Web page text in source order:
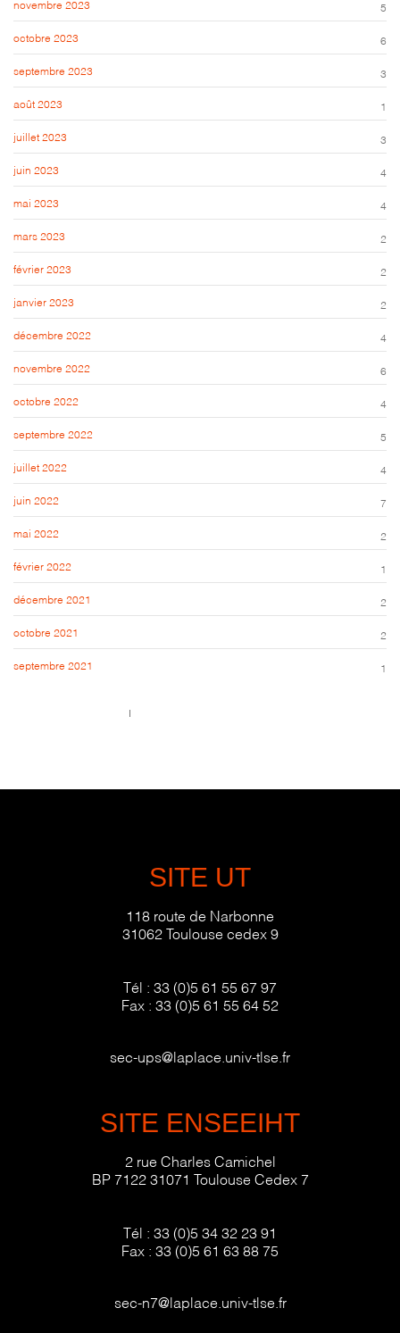
novembre 2023 5
octobre 2023 6
septembre 2023 3
août 2023 1
juillet 2023 3
juin 2023 4
mai 2023 4
mars 2023 2
février 2023 2
janvier 2023 2
décembre 2022 4
novembre 2022 6
octobre 2022 4
septembre 2022 5
juillet 2022 4
juin 2022 7
mai 2022 2
février 2022 1
décembre 2021 2
octobre 2021 2
septembre 2021 1
SITE UT
118 route de Narbonne
31062 Toulouse cedex 9
Tél : 33 (0)5 61 55 67 97
Fax : 33 (0)5 61 55 64 52
sec-ups@laplace.univ-tlse.fr
SITE ENSEEIHT
2 rue Charles Camichel
BP 7122 31071 Toulouse Cedex 7
Tél : 33 (0)5 34 32 23 91
Fax : 33 (0)5 61 63 88 75
sec-n7@laplace.univ-tlse.fr